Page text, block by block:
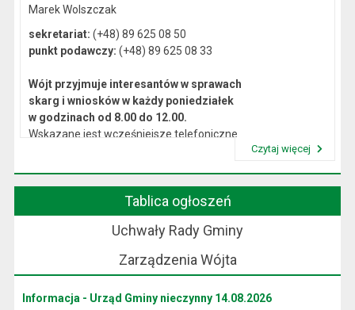
Marek Wolszczak
sekretariat: (+48) 89 625 08 50
punkt podawczy: (+48) 89 625 08 33
Wójt przyjmuje interesantów w sprawach
skarg i wniosków w każdy poniedziałek
w godzinach od 8.00 do 12.00.
Wskazane jest wcześniejsze telefoniczne
Czytaj więcej
Tablica ogłoszeń
Uchwały Rady Gminy
Zarządzenia Wójta
Informacja - Urząd Gminy nieczynny 14.08.2026